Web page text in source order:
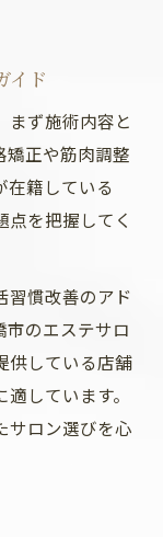
イド
まず施術内容と
矯正や筋肉調整
在籍している
を把握してく
習慣改善のアド
市のエステサロ
供している店舗
しています。
サロン選びを心